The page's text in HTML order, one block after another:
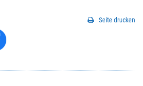
Seite drucken